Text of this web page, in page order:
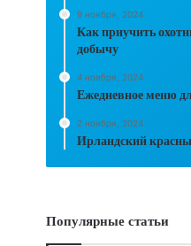
9 ноября, 2024
Как приучить
добычу
4 ноября, 2024
Ежедневное меню
2 ноября, 2024
Ирландский
Популярные статьи